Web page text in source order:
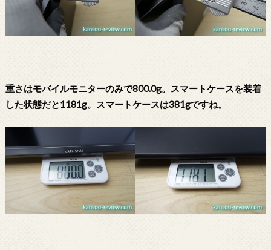
重さはモバイルモニターのみで800.0g。スマートケースを装着
した状態だと1181g。スマートケースは381gですね。